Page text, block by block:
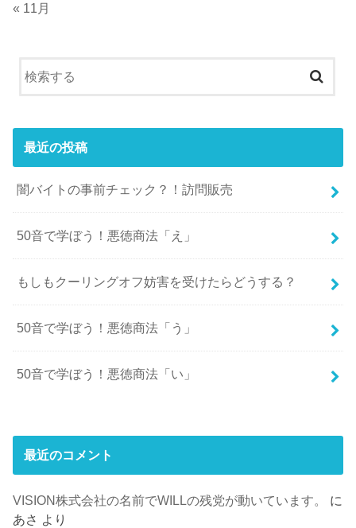
« 11月
最近の投稿
闇バイトの事前チェック？！訪問販売
50音で学ぼう！悪徳商法「え」
もしもクーリングオフ妨害を受けたらどうする？
50音で学ぼう！悪徳商法「う」
50音で学ぼう！悪徳商法「い」
最近のコメント
VISION株式会社の名前でWILLの残党が動いています。
に
あさ より